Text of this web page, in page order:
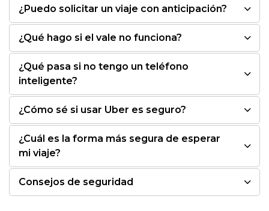
¿Puedo solicitar un viaje con anticipación?
¿Qué hago si el vale no funciona?
¿Qué pasa si no tengo un teléfono
inteligente?
¿Cómo sé si usar Uber es seguro?
¿Cuál es la forma más segura de esperar
mi viaje?
Consejos de seguridad